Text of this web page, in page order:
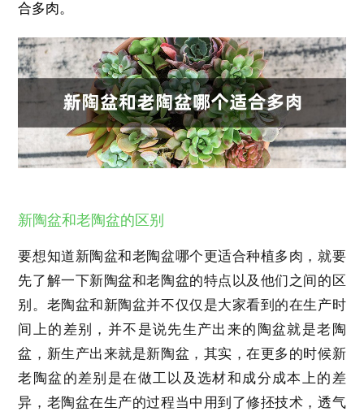
合多肉。
新陶盆和老陶盆的区别
要想知道新陶盆和老陶盆哪个更适合种植多肉，就要
先了解一下新陶盆和老陶盆的特点以及他们之间的区
别。老陶盆和新陶盆并不仅仅是大家看到的在生产时
间上的差别，并不是说先生产出来的陶盆就是老陶
盆，新生产出来就是新陶盆，其实，在更多的时候新
老陶盆的差别是在做工以及选材和成分成本上的差
异，老陶盆在生产的过程当中用到了修抷技术，透气